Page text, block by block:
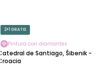
2+1 GRATIS
Pintura con diamantes
Catedral de Santiago, Šibenik -
Croacia